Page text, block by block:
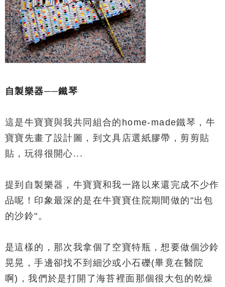
自製樂器──鐵琴
這是牛寶寶與我共同組合的home-made鐵琴，牛
寶寶先畫了設計圖，到文具店選紙膠帶，剪剪貼
貼，玩得很開心...
提到自製樂器，牛寶寶和我一路以來還完成不少作
品呢！印象最深的是在牛寶寶住院期間做的"出包
的沙鈴"。
是這樣的，那次我拿個了空寶特瓶，想要做個沙鈴
晃晃，手邊卻找不到細沙或小石礫(畢竟在醫院
啊)，我們於是打開了海苔裡面那個很 大包的乾燥